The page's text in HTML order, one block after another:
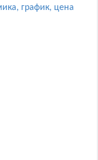
график, цена